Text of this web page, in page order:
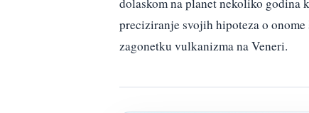
dolaskom na planet nekoliko godina
preciziranje svojih hipoteza o
zagonetku vulkanizma na Veneri.